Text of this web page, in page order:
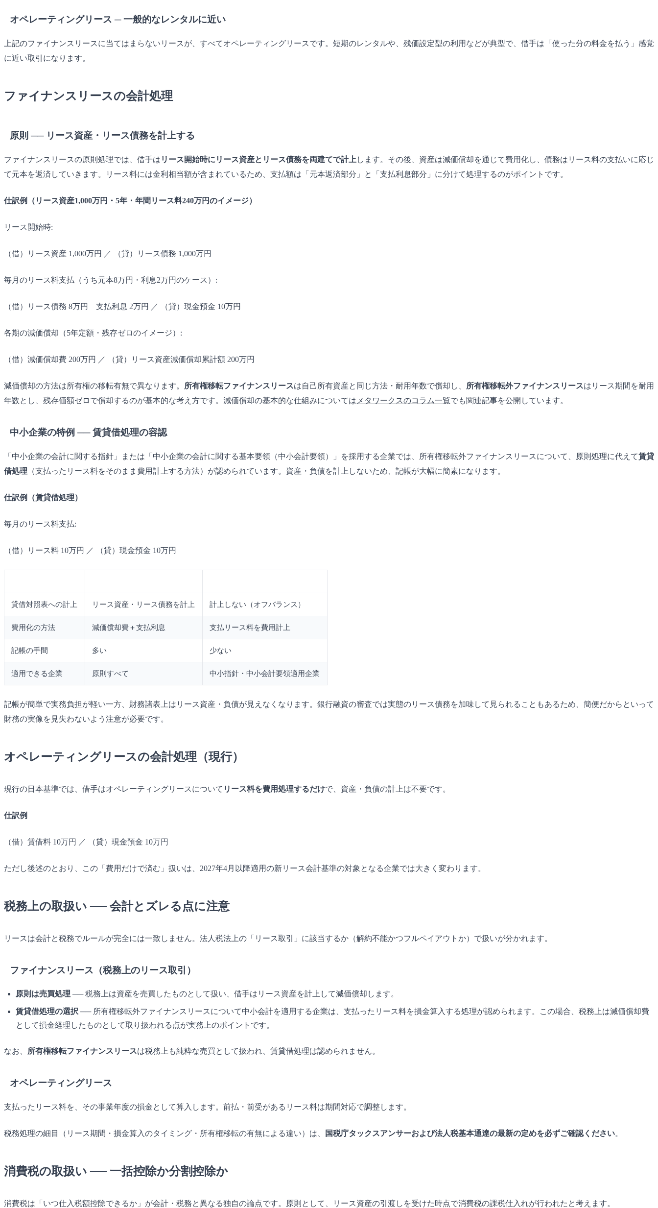
オペレーティングリース ─ 一般的なレンタルに近い
上記のファイナンスリースに当てはまらないリースが、すべてオペレーティングリースです。短期のレンタルや、残価設定型の利用などが典型で、借手は「使った分の料金を払う」感覚
に近い取引になります。
ファイナンスリースの会計処理
原則 ── リース資産・リース債務を計上する
ファイナンスリースの原則処理では、借手は リース開始時にリース資産とリース債務を両建てで計上 します。その後、資産は減価償却を通じて費用化し、債務はリース料の支払いに応じ
て元本を返済していきます。リース料には金利相当額が含まれているため、支払額は「元本返済部分」と「支払利息部分」に分けて処理するのがポイントです。
仕訳例（リース資産1,000万円・5年・年間リース料240万円のイメージ）
リース開始時:
（借）リース資産 1,000万円 ／ （貸）リース債務 1,000万円
毎月のリース料支払（うち元本8万円・利息2万円のケース）:
（借）リース債務 8万円 支払利息 2万円 ／ （貸）現金預金 10万円
各期の減価償却（5年定額・残存ゼロのイメージ）:
（借）減価償却費 200万円 ／ （貸）リース資産減価償却累計額 200万円
減価償却の方法は所有権の移転有無で異なります。 所有権移転ファイナンスリースは自己所有資産と同じ方法・耐用年数で償却し、 所有権移転外ファイナンスリースはリース期間を耐用
年数とし、残存価額ゼロで償却するのが基本的な考え方です。減価償却の基本的な仕組みについては メタワークスのコラム一覧でも関連記事を公開しています。
中小企業の特例 ── 賃貸借処理の容認
「中小企業の会計に関する指針」または「中小企業の会計に関する基本要領（中小会計要領）」を採用する企業では、所有権移転外ファイナンスリースについて、原則処理に代えて賃貸
借処理 （支払ったリース料をそのまま費用計上する方法）が認められています。資産・負債を計上しないため、記帳が大幅に簡素になります。
仕訳例（賃貸借処理）
毎月のリース料支払:
（借）リース料 10万円 ／ （貸）現金預金 10万円
貸借対照表への計上 リース資産・リース債務を計上 計上しない（オフバランス）
費用化の方法 減価償却費＋支払利息 支払リース料を費用計上
記帳の手間 多い 少ない
適用できる企業 原則すべて 中小指針・中小会計要領適用企業
記帳が簡単で実務負担が軽い一方、財務諸表上はリース資産・負債が見えなくなります。銀行融資の審査では実態のリース債務を加味して見られることもあるため、簡便だからといって
財務の実像を見失わないよう注意が必要です。
オペレーティングリースの会計処理（現行）
現行の日本基準では、借手はオペレーティングリースについて リース料を費用処理するだけで、資産・負債の計上は不要です。
仕訳例
（借）賃借料 10万円 ／ （貸）現金預金 10万円
ただし後述のとおり、この「費用だけで済む」扱いは、2027年4月以降適用の新リース会計基準の対象となる企業では大きく変わります。
税務上の取扱い ── 会計とズレる点に注意
リースは会計と税務でルールが完全には一致しません。法人税法上の「リース取引」に該当するか（解約不能かつフルペイアウトか）で扱いが分かれます。
ファイナンスリース（税務上のリース取引）
原則は売買処理 ── 税務上は資産を売買したものとして扱い、借手はリース資産を計上して減価償却します。
賃貸借処理の選択 ── 所有権移転外ファイナンスリースについて中小会計を適用する企業は、支払ったリース料を損金算入する処理が認められます。この場合、税務上は減価償却費
として損金経理したものとして取り扱われる点が実務上のポイントです。
なお、 所有権移転ファイナンスリースは税務上も純粋な売買として扱われ、賃貸借処理は認められません。
オペレーティングリース
支払ったリース料を、その事業年度の損金として算入します。前払・前受があるリース料は期間対応で調整します。
税務処理の細目（リース期間・損金算入のタイミング・所有権移転の有無による違い）は、 国税庁タックスアンサーおよび法人税基本通達の最新の定めを必ずご確認ください。
消費税の取扱い ── 一括控除か分割控除か
消費税は「いつ仕入税額控除できるか」が会計・税務と異なる独自の論点です。原則として、リース資産の引渡しを受けた時点で消費税の課税仕入れが行われたと考えます。